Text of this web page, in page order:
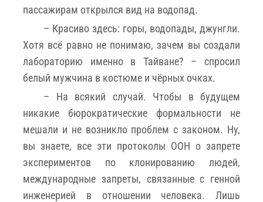
пассажирам открылся вид на водопад.
– Красиво здесь: горы, водопады, джунгли.
Хотя всё равно не понимаю, зачем вы создали
лабораторию именно в Тайване? – спросил
белый мужчина в костюме и чёрных очках.
– На всякий случай. Чтобы в будущем
никакие бюрократические формальности не
мешали и не возникло проблем с законом. Ну,
вы знаете, все эти протоколы ООН о запрете
экспериментов по клонированию людей,
международные запреты, связанные с генной
инженерией в отношении человека. Лишь